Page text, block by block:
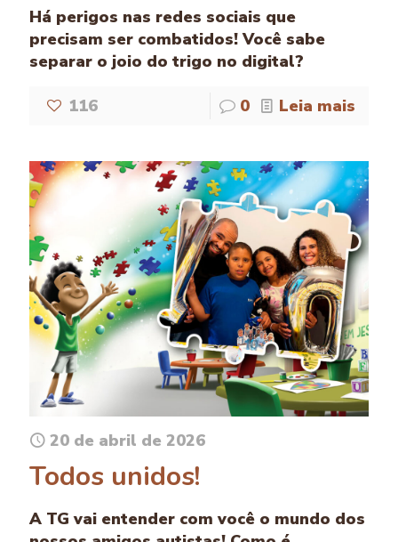
Há perigos nas redes sociais que
precisam ser combatidos! Você sabe
separar o joio do trigo no digital?
116 0 Leia mais
20 de abril de 2026
Todos unidos!
A TG vai entender com você o mundo dos